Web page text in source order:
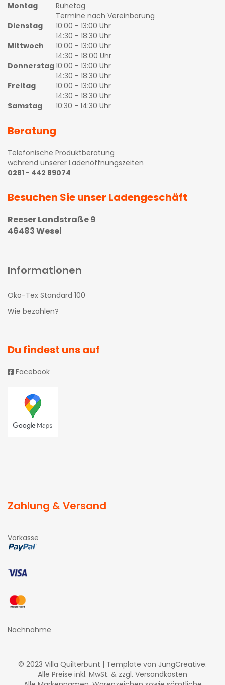
Montag
Ruhetag
Termine nach Vereinbarung
Dienstag
10:00 - 13:00 Uhr
14:30 - 18:30 Uhr
Mittwoch
10:00 - 13:00 Uhr
14:30 - 18:00 Uhr
Donnerstag10:00 - 13:00 Uhr
14:30 - 18:30 Uhr
Freitag
10:00 - 13:00 Uhr
14:30 - 18:30 Uhr
Samstag
10:30 - 14:30 Uhr
Beratung
Telefonische Produktberatung
während unserer Ladenöffnungszeiten
0281 - 442 89074
Besuchen Sie unser Ladengeschäft
Reeser Landstraße 9
46483 Wesel
Informationen
Öko-Tex Standard 100
Wie bezahlen?
Du findest uns auf
Facebook
Zahlung & Versand
Vorkasse
Nachnahme
© 2023 Villa Quilterbunt | Template von JungCreative.
Alle Preise inkl. MwSt. & zzgl. Versandkosten